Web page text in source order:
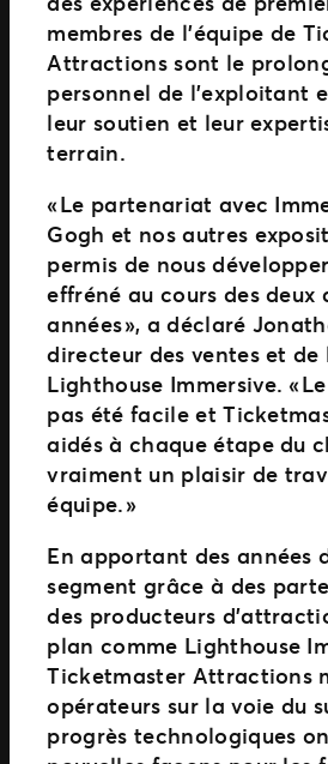
membres de l’équipe de
Attractions sont le
personnel de l’exploitant
leur soutien et leur
terrain.
« Le partenariat avec
Gogh et nos autres
permis de nous
effréné au cours des deux
années », a déclaré
directeur des ventes et
Lighthouse Immersive. «
pas été facile et
aidés à chaque étape du
vraiment un plaisir de
équipe. »
En apportant des années
segment grâce à des
des producteurs
plan comme Lighthouse
Ticketmaster Attractions
opérateurs sur la voie du
progrès technologiques